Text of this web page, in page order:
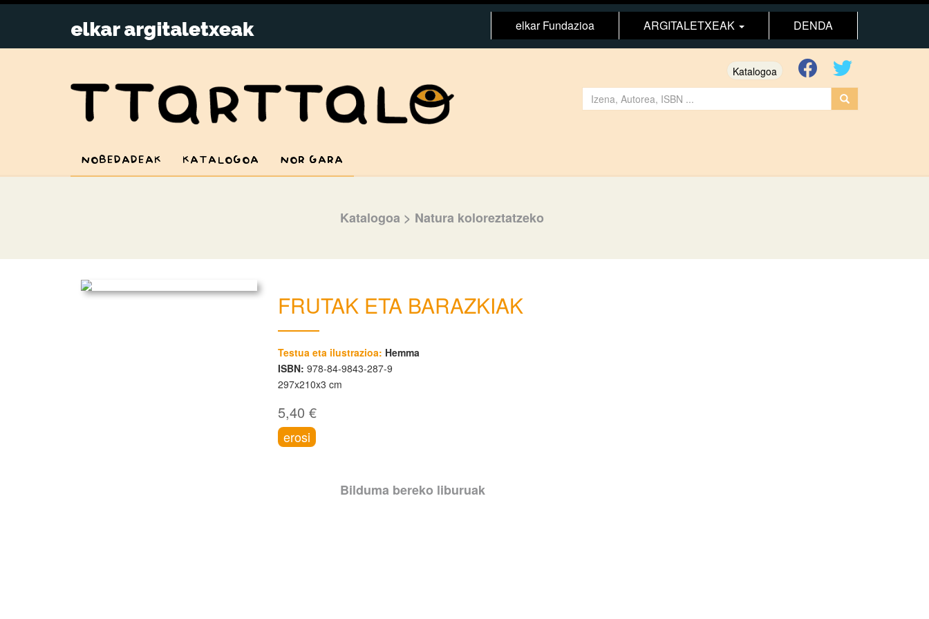
elkar Fundazioa ARGITALETXEAK DENDA
Katalogoa
NOBEDADEAK KATALOGOA NOR GARA
Katalogoa > Natura koloreztatzeko
FRUTAK ETA BARAZKIAK
Testua eta ilustrazioa: Hemma
ISBN: 978-84-9843-287-9
297x210x3 cm
5,40 €
erosi
Bilduma bereko liburuak